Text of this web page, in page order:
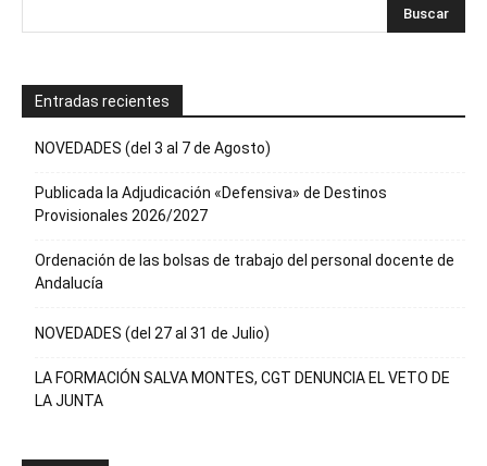
Entradas recientes
NOVEDADES (del 3 al 7 de Agosto)
Publicada la Adjudicación «Defensiva» de Destinos
Provisionales 2026/2027
Ordenación de las bolsas de trabajo del personal docente de
Andalucía
NOVEDADES (del 27 al 31 de Julio)
LA FORMACIÓN SALVA MONTES, CGT DENUNCIA EL VETO DE
LA JUNTA